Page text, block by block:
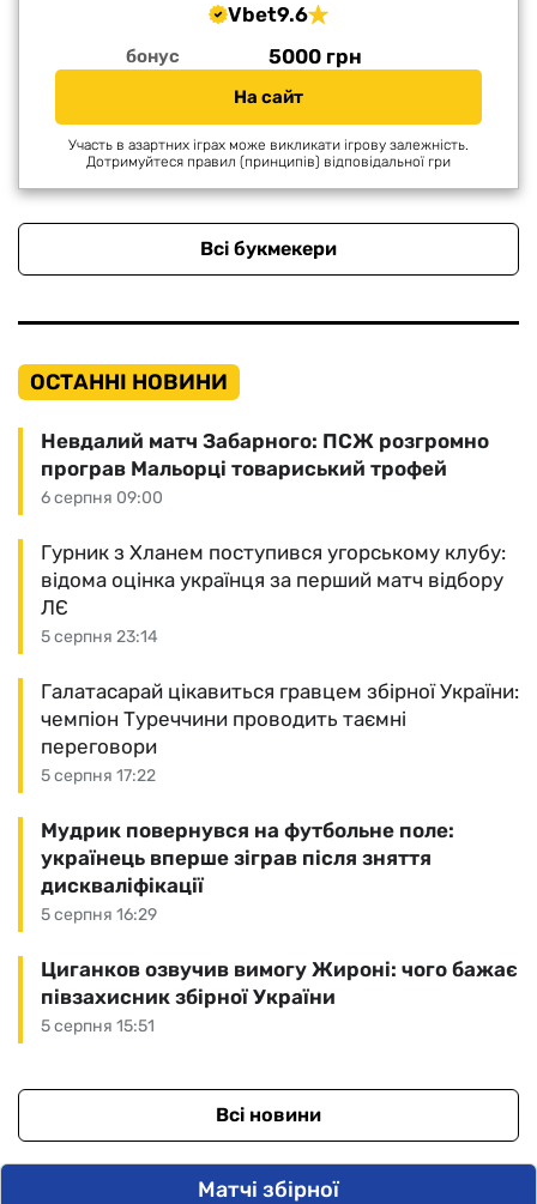
Vbet9.6
бонус 5000 грн
На сайт
Участь в азартних іграх може викликати ігрову залежність.
Дотримуйтеся правил (принципів) відповідальної гри
Всі букмекери
ОСТАННІ НОВИНИ
6 серпня 09:00
Невдалий матч Забарного: ПСЖ розгромно
програв Мальорці товариський трофей
5 серпня 23:14
Гурник з Хланем поступився угорському клубу:
відома оцінка українця за перший матч відбору
ЛЄ
5 серпня 17:22
Галатасарай цікавиться гравцем збірної України:
чемпіон Туреччини проводить таємні
переговори
5 серпня 16:29
Мудрик повернувся на футбольне поле:
українець вперше зіграв після зняття
дискваліфікації
5 серпня 15:51
Циганков озвучив вимогу Жироні: чого бажає
півзахисник збірної України
Всі новини
Матчі збірної